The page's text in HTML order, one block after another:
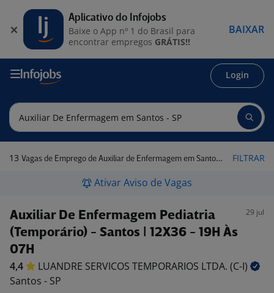
Login
13 Vagas de Emprego de Auxiliar de Enfermagem em Santos - SP FILTRAR
Ativar Aviso de Vagas
Auxiliar De Enfermagem Pediatria
(Temporário) - Santos | 12X36 - 19H Às
07H
29 jul
4,4 LUANDRE SERVICOS TEMPORARIOS LTDA. (C-I)
Santos - SP
Aplicativo do Infojobs
Baixe o App nº 1 do Brasil para
encontrar empregos GRÁTIS!!
BAIXAR